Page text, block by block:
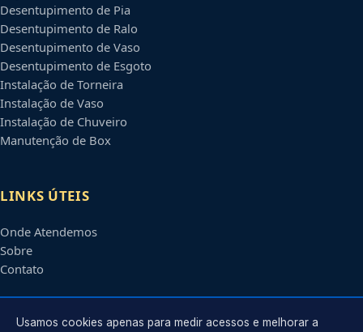
Desentupimento de Pia
Desentupimento de Ralo
Desentupimento de Vaso
Desentupimento de Esgoto
Instalação de Torneira
Instalação de Vaso
Instalação de Chuveiro
Manutenção de Box
LINKS ÚTEIS
Onde Atendemos
Sobre
Contato
CONTATO
Usamos cookies apenas para medir acessos e melhorar a